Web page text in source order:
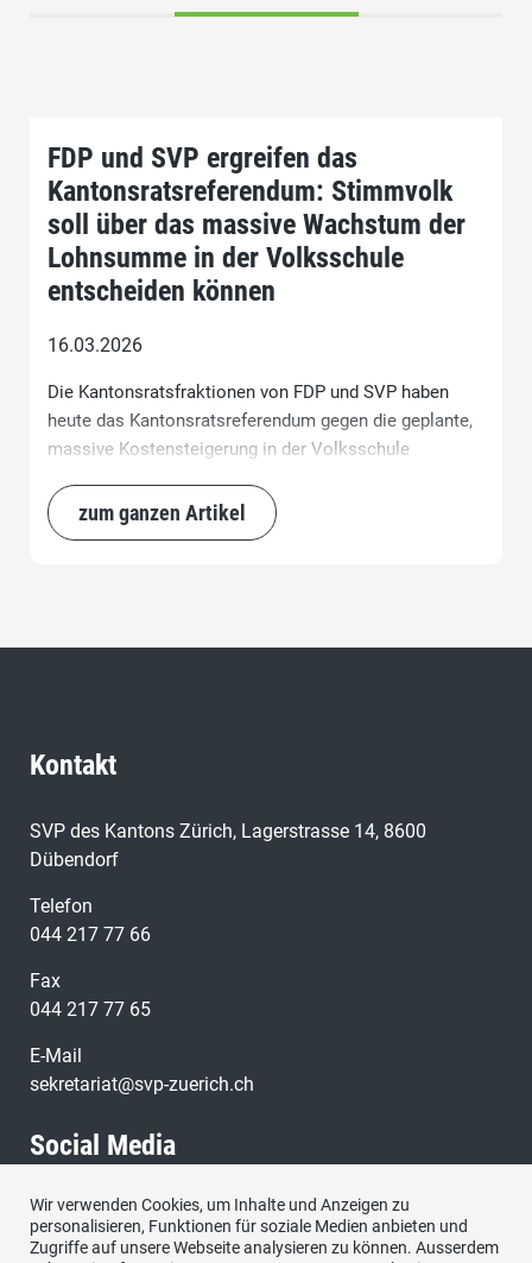
FDP und SVP ergreifen das
Kantonsratsreferendum: Stimmvolk
soll über das massive Wachstum der
Lohnsumme in der Volksschule
entscheiden können
16.03.2026
Die Kantonsratsfraktionen von FDP und SVP haben
heute das Kantonsratsreferendum gegen die geplante,
massive Kostensteigerung in der Volksschule
Millionen Franken pro Jahr – voraussichtlich fast 1
Milliarde Schweizer Franken in 10 Jahren – wurde vor
Scherbenhaufen zu verhindern, drangen damit aber
zum ganzen Artikel
Kontakt
SVP des Kantons Zürich, Lagerstrasse 14, 8600
Dübendorf
Telefon
044 217 77 66
Fax
044 217 77 65
E-Mail
sekretariat@svp-zuerich.ch
Social Media
Besuchen Sie uns bei:
Wir verwenden Cookies, um Inhalte und Anzeigen zu
personalisieren, Funktionen für soziale Medien anbieten und
Zugriffe auf unsere Webseite analysieren zu können. Ausserdem